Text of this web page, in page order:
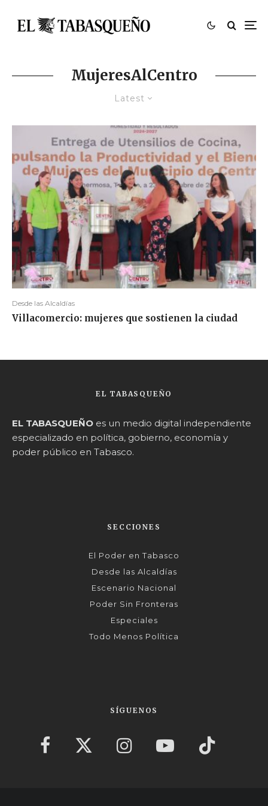
MujeresAlCentro
Latest
Desde las Alcaldías
Villacomercio: mujeres que sostienen la ciudad
EL TABASQUEÑO
EL TABASQUEÑO es un medio digital independiente
especializado en política, gobierno, economía y
poder público en Tabasco.
SECCIONES
El Poder en Tabasco
Desde las Alcaldías
Escenario Nacional
Poder Sin Fronteras
Especiales
Todo Menos Política
SÍGUENOS